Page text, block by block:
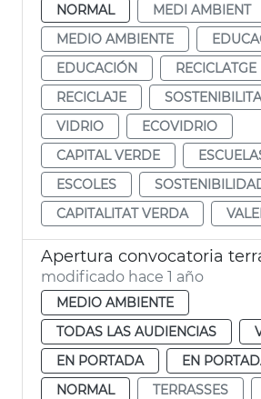
NORMAL
MEDI AMBIENT
MEDIO AMBIENTE
EDUCACIÓN
RECICLATGE
RECICLAJE
VIDRIO
ECOVIDRIO
CAPITAL VERDE
ESCOLES
CAPITALITAT VERDA
modificado hace 1 año
MEDIO AMBIENTE
TODAS LAS AUDIENCIAS
EN PORTADA
EN
NORMAL
TERRASSES